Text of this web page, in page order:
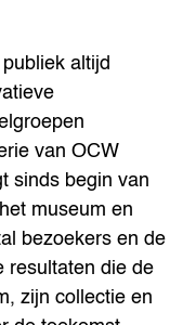
altijd
van OCW
sinds begin van
museum en
bezoekers en de
resultaten die de
zijn collectie en